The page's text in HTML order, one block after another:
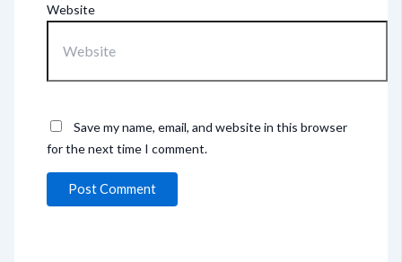
Website
Save my name, email, and website in this browser
for the next time I comment.